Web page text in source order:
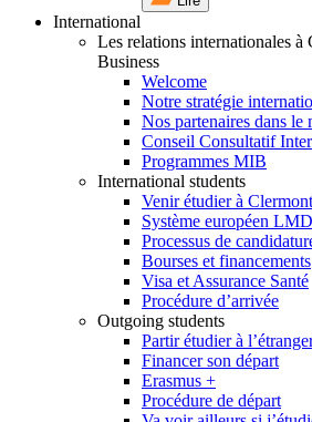
International
Les relations internationales
Business
Welcome
Notre stratégie
Nos partenaires dans le
Conseil Consultatif
Programmes MIB
International students
Venir étudier à
Système européen LMD
Processus de
Bourses et financements
Visa et Assurance Santé
Procédure d’arrivée
Outgoing students
Partir étudier à
Financer son départ
Erasmus +
Procédure de départ